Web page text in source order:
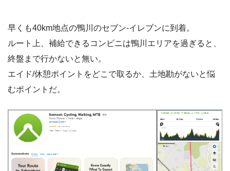
早くも40km地点の鴨川のセブン-イレブンに到着。
ルート上、補給できるコンビニは鴨川エリアを過ぎると、
終盤まで行かないと無い。
エイド/休憩ポイントをどこで取るか、土地勘がないと悩
むポイントだ。